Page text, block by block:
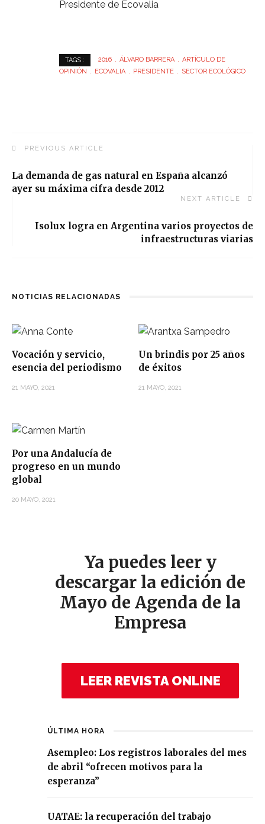
Presidente de Ecovalia
TAGS : 2016 ÁLVARO BARRERA
ARTÍCULO DE
OPINIÓN
ECOVALIA PRESIDENTE SECTOR ECOLÓGICO
PREVIOUS ARTICLE
La demanda de gas natural en España alcanzó
ayer su máxima cifra desde 2012
NEXT ARTICLE
Isolux logra en Argentina varios proyectos de
infraestructuras viarias
NOTICIAS RELACIONADAS
Vocación y servicio,
esencia del periodismo
21 MAYO, 2021
Un brindis por 25 años
de éxitos
21 MAYO, 2021
Por una Andalucía de
progreso en un mundo
global
20 MAYO, 2021
Ya puedes leer y
descargar la edición de
Mayo de Agenda de la
Empresa
LEER REVISTA ONLINE
ÚLTIMA HORA
Asempleo: Los registros laborales del mes
de abril “ofrecen motivos para la
esperanza”
UATAE: la recuperación del trabajo